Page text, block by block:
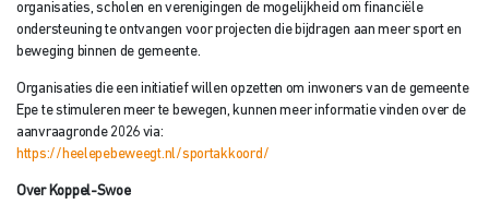
organisaties, scholen en verenigingen de mogelijkheid om financiële
ondersteuning te ontvangen voor projecten die bijdragen aan meer sport en
beweging binnen de gemeente.
Organisaties die een initiatief willen opzetten om inwoners van de gemeente
Epe te stimuleren meer te bewegen, kunnen meer informatie vinden over de
aanvraagronde 2026 via:
https://heelepebeweegt.nl/sportakkoord/
Over Koppel-Swoe